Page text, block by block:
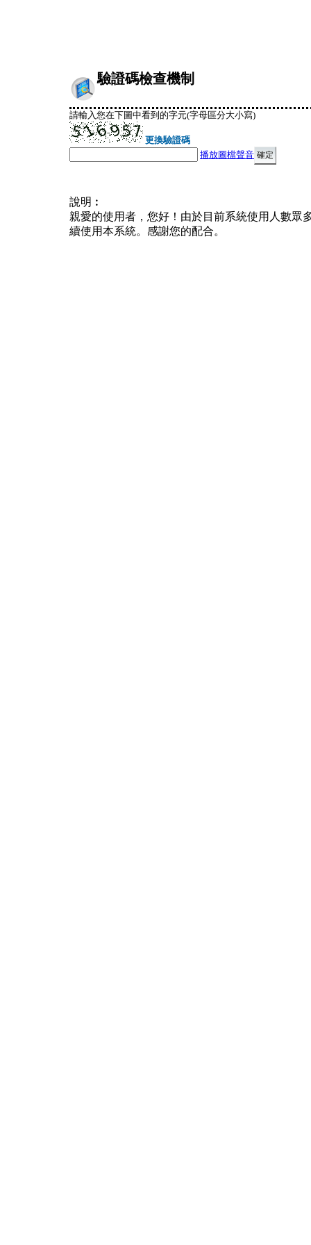
驗證碼檢查機制
請輸入您在下圖中看到的字元(字母區分大小寫)
更換驗證碼
播放圖檔聲音
說明︰
親愛的使用者，您好！由於目前系統使用人數眾
續使用本系統。感謝您的配合。